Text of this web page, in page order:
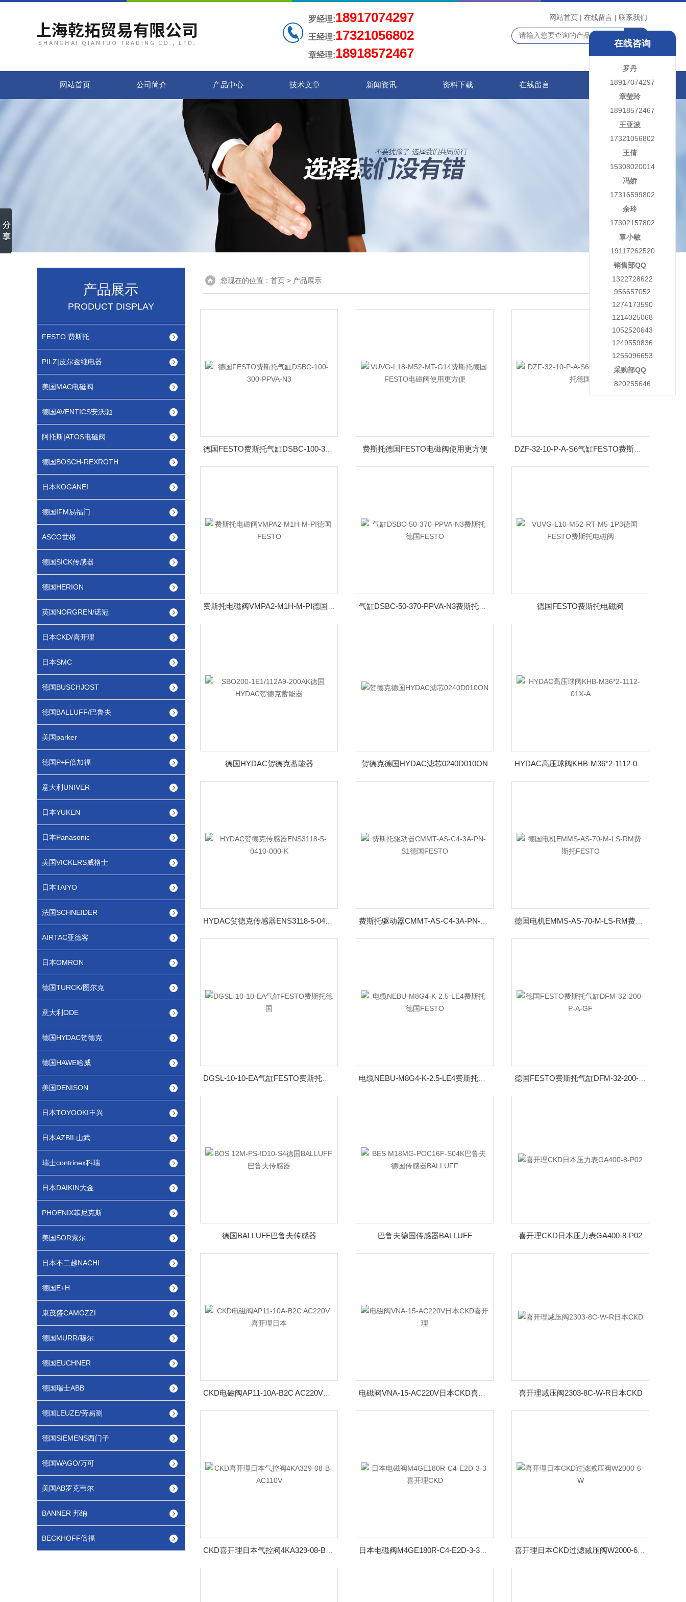
罗经理:18917074297
王经理:17321056802
章经理:18918572467
网站首页 | 在线留言 | 联系我们
网站首页 公司简介 产品中心 技术文章 新闻资讯 资料下载 在线留言 联系我们
产品展示
PRODUCT DISPLAY
FESTO 费斯托
PILZ|皮尔兹继电器
美国MAC电磁阀
德国AVENTICS安沃驰
阿托斯|ATOS电磁阀
德国BOSCH-REXROTH
日本KOGANEI
德国IFM易福门
ASCO世格
德国SICK传感器
德国HERION
英国NORGREN/诺冠
日本CKD/喜开理
日本SMC
德国BUSCHJOST
德国BALLUFF/巴鲁夫
美国parker
德国P+F倍加福
意大利UNIVER
日本YUKEN
日本Panasonic
美国VICKERS威格士
日本TAIYO
法国SCHNEIDER
AIRTAC亚德客
日本OMRON
德国TURCK/图尔克
意大利ODE
德国HYDAC贺德克
德国HAWE哈威
美国DENISON
日本TOYOOKI丰兴
日本AZBIL山武
瑞士contrinex科瑞
日本DAIKIN大金
PHOENIX菲尼克斯
美国SOR索尔
日本不二越NACHI
德国E+H
康茂盛CAMOZZI
德国MURR/穆尔
德国EUCHNER
德国瑞士ABB
德国LEUZE/劳易测
德国SIEMENS西门子
德国WAGO/万可
美国AB罗克韦尔
BANNER 邦纳
BECKHOFF倍福
您现在的位置： 首页 > 产品展示
费斯托德国FESTO电磁阀使用更方便
德国FESTO费斯托电磁阀
德国HYDAC贺德克蓄能器 贺德克德国HYDAC滤芯0240D010ON
德国BALLUFF巴鲁夫传感器 巴鲁夫德国传感器BALLUFF 喜开理CKD日本压力表GA400-8-P02
喜开理减压阀2303-8C-W-R日本CKD
在线咨询
罗丹
18917074297
章莹玲
18918572467
王亚波
17321056802
王倩
15308020014
冯娇
17316599802
余玲
17302157802
覃小敏
19117262520
销售部QQ
1322728622
956657052
1274173590
1214025068
1052520643
1249559836
1255096653
采购部QQ
820255646